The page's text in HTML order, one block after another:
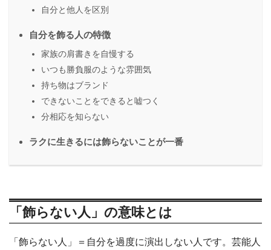
自分と他人を区別
自分を飾る人の特徴
家族の肩書きを自慢する
いつも勝負服のような雰囲気
持ち物はブランド
できないことをできると嘘つく
分相応を知らない
ラクに生きるには飾らないことが一番
「飾らない人」の意味とは
「飾らない人」＝自分を過度に演出しない人です。芸能人